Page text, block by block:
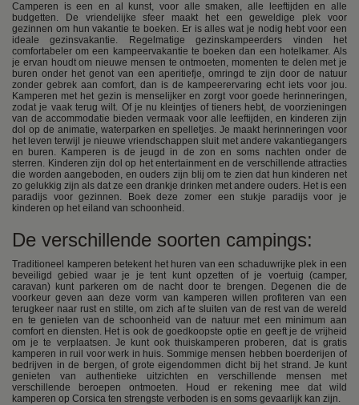
Camperen is een en al kunst, voor alle smaken, alle leeftijden en alle
budgetten. De vriendelijke sfeer maakt het een geweldige plek voor
gezinnen om hun vakantie te boeken. Er is alles wat je nodig hebt voor een
ideale gezinsvakantie. Regelmatige gezinskampeerders vinden het
comfortabeler om een kampeervakantie te boeken dan een hotelkamer. Als
je ervan houdt om nieuwe mensen te ontmoeten, momenten te delen met je
buren onder het genot van een aperitiefje, omringd te zijn door de natuur
zonder gebrek aan comfort, dan is de kampeerervaring echt iets voor jou.
Kamperen met het gezin is menselijker en zorgt voor goede herinneringen,
zodat je vaak terug wilt. Of je nu kleintjes of tieners hebt, de voorzieningen
van de accommodatie bieden vermaak voor alle leeftijden, en kinderen zijn
dol op de animatie, waterparken en spelletjes. Je maakt herinneringen voor
het leven terwijl je nieuwe vriendschappen sluit met andere vakantiegangers
en buren. Kamperen is de jeugd in de zon en soms nachten onder de
sterren. Kinderen zijn dol op het entertainment en de verschillende attracties
die worden aangeboden, en ouders zijn blij om te zien dat hun kinderen net
zo gelukkig zijn als dat ze een drankje drinken met andere ouders. Het is een
paradijs voor gezinnen. Boek deze zomer een stukje paradijs voor je
kinderen op het eiland van schoonheid.
De verschillende soorten campings:
Traditioneel kamperen betekent het huren van een schaduwrijke plek in een
beveiligd gebied waar je je tent kunt opzetten of je voertuig (camper,
caravan) kunt parkeren om de nacht door te brengen. Degenen die de
voorkeur geven aan deze vorm van kamperen willen profiteren van een
terugkeer naar rust en stilte, om zich af te sluiten van de rest van de wereld
en te genieten van de schoonheid van de natuur met een minimum aan
comfort en diensten. Het is ook de goedkoopste optie en geeft je de vrijheid
om je te verplaatsen. Je kunt ook thuiskamperen proberen, dat is gratis
kamperen in ruil voor werk in huis. Sommige mensen hebben boerderijen of
bedrijven in de bergen, of grote eigendommen dicht bij het strand. Je kunt
genieten van authentieke uitzichten en verschillende mensen met
verschillende beroepen ontmoeten. Houd er rekening mee dat wild
kamperen op Corsica ten strengste verboden is en soms gevaarlijk kan zijn.